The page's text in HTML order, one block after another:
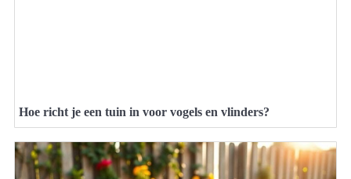
Hoe richt je een tuin in voor vogels en vlinders?